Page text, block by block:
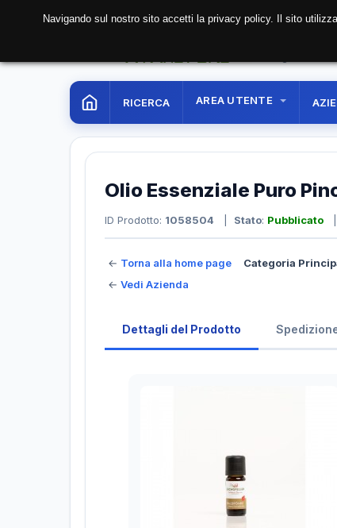
RICERCA AREA UTENTE
Olio Essenziale Puro
ID Prodotto: 1058504 Stato: Pubblicato |
← Torna alla home page
← Vedi Azienda
Categoria
Dettagli del Prodotto
Navigando sul nostro sito accetti la privacy policy. Il sito